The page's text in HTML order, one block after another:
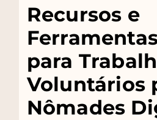
Recursos e
para
Voluntários
Nômades